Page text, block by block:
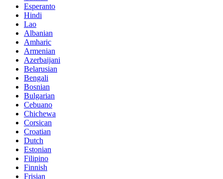
Esperanto
Hindi
Lao
Albanian
Amharic
Armenian
Azerbaijani
Belarusian
Bengali
Bosnian
Bulgarian
Cebuano
Chichewa
Corsican
Croatian
Dutch
Estonian
Filipino
Finnish
Frisian